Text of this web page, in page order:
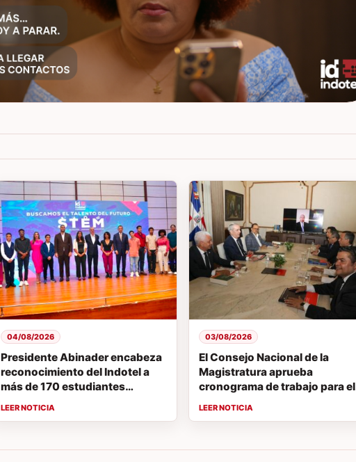
Presidente Abinader encabeza
reconocimiento del Indotel a
más de 170 estudiantes
destacados en concurso de
04/08/2026
El Consejo Nacional de la
Magistratura aprueba
cronograma de trabajo para el
proceso de evaluación de
03/08/2026